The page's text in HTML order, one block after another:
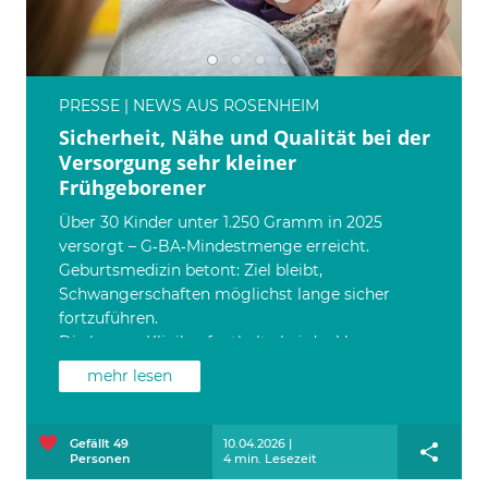
PRESSE | NEWS AUS ROSENHEIM
Sicherheit, Nähe und Qualität bei der
Versorgung sehr kleiner
Frühgeborener
Über 30 Kinder unter 1.250 Gramm in 2025
versorgt – G‑BA‑Mindestmenge erreicht.
Geburtsmedizin betont: Ziel bleibt,
Schwangerschaften möglichst lange sicher
fortzuführen.
Die langen Klinikaufenthalte bei der Versorgung
von kleinsten Frühgeborenen, mitunter an der
Grenze zur Lebensfähigkeit, stellen für die
Kinderkliniken stets eine besondere
Herausforderung dar. Das RoMed Klinikum
mehr lesen
10.04.2026 |
4 min. Lesezeit
Gefällt 49
Personen